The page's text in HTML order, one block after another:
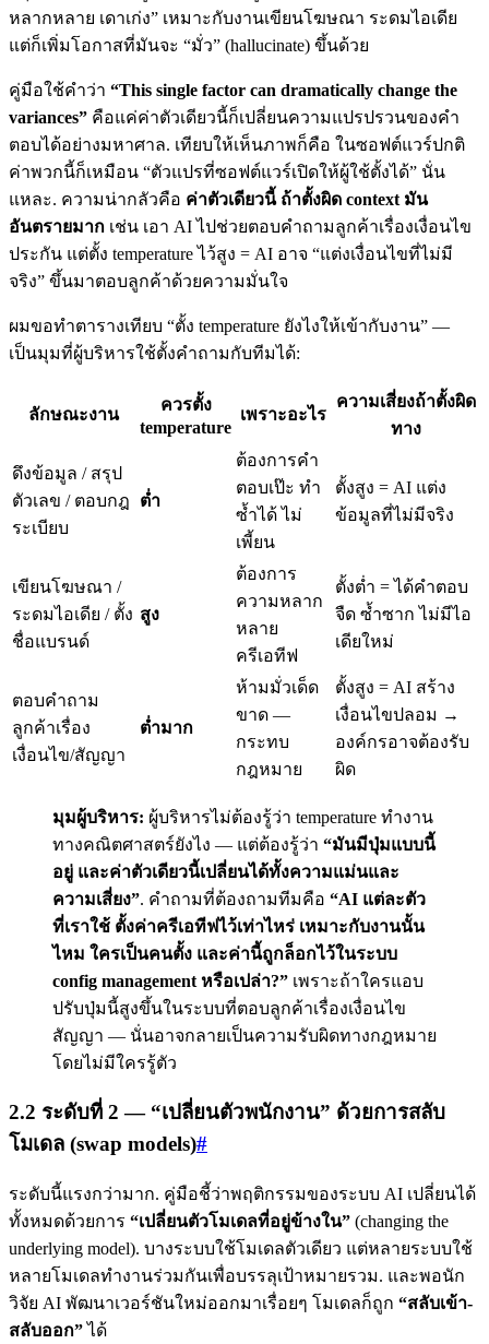
หลากหลาย เดาเก่ง” เหมาะกับงานเขียนโฆษณา ระดมไอเดีย
แต่ก็เพิ่มโอกาสที่มันจะ “มั่ว” (hallucinate) ขึ้นด้วย
คู่มือใช้คำว่า “This single factor can dramatically change the
variances” คือแค่ค่าตัวเดียวนี้ก็เปลี่ยนความแปรปรวนของคำ
ตอบได้อย่างมหาศาล. เทียบให้เห็นภาพก็คือ ในซอฟต์แวร์ปกติ
ค่าพวกนี้ก็เหมือน “ตัวแปรที่ซอฟต์แวร์เปิดให้ผู้ใช้ตั้งได้” นั่น
แหละ. ความน่ากลัวคือ ค่าตัวเดียวนี้ ถ้าตั้งผิด context มัน
อันตรายมาก เช่น เอา AI ไปช่วยตอบคำถามลูกค้าเรื่องเงื่อนไข
ประกัน แต่ตั้ง temperature ไว้สูง = AI อาจ “แต่งเงื่อนไขที่ไม่มี
จริง” ขึ้นมาตอบลูกค้าด้วยความมั่นใจ
ผมขอทำตารางเทียบ “ตั้ง temperature ยังไงให้เข้ากับงาน” —
เป็นมุมที่ผู้บริหารใช้ตั้งคำถามกับทีมได้:
ลักษณะงาน
ควรตั้ง
temperature
เพราะอะไร
ความเสี่ยงถ้าตั้งผิด
ทาง
ดึงข้อมูล / สรุป
ตัวเลข / ตอบกฎ
ระเบียบ
ต่ำ
ต้องการคำ
ตอบเป๊ะ ทำ
ซ้ำได้ ไม่
เพี้ยน
ตั้งสูง = AI แต่ง
ข้อมูลที่ไม่มีจริง
เขียนโฆษณา /
ระดมไอเดีย / ตั้ง
ชื่อแบรนด์
สูง
ต้องการ
ความหลาก
หลาย
ครีเอทีฟ
ตั้งต่ำ = ได้คำตอบ
จืด ซ้ำซาก ไม่มีไอ
เดียใหม่
ตอบคำถาม
ลูกค้าเรื่อง
เงื่อนไข/สัญญา
ต่ำมาก
ห้ามมั่วเด็ด
ขาด —
กระทบ
กฎหมาย
ตั้งสูง = AI สร้าง
เงื่อนไขปลอม →
องค์กรอาจต้องรับ
ผิด
มุมผู้บริหาร: ผู้บริหารไม่ต้องรู้ว่า temperature ทำงาน
ทางคณิตศาสตร์ยังไง — แต่ต้องรู้ว่า “มันมีปุ่มแบบนี้
อยู่ และค่าตัวเดียวนี้เปลี่ยนได้ทั้งความแม่นและ
ความเสี่ยง”. คำถามที่ต้องถามทีมคือ “AI แต่ละตัว
ที่เราใช้ ตั้งค่าครีเอทีฟไว้เท่าไหร่ เหมาะกับงานนั้น
ไหม ใครเป็นคนตั้ง และค่านี้ถูกล็อกไว้ในระบบ
config management หรือเปล่า?” เพราะถ้าใครแอบ
ปรับปุ่มนี้สูงขึ้นในระบบที่ตอบลูกค้าเรื่องเงื่อนไข
สัญญา — นั่นอาจกลายเป็นความรับผิดทางกฎหมาย
โดยไม่มีใครรู้ตัว
2.2 ระดับที่ 2 — “เปลี่ยนตัวพนักงาน” ด้วยการสลับ
โมเดล (swap models)#
ระดับนี้แรงกว่ามาก. คู่มือชี้ว่าพฤติกรรมของระบบ AI เปลี่ยนได้
ทั้งหมดด้วยการ “เปลี่ยนตัวโมเดลที่อยู่ข้างใน” (changing the
underlying model). บางระบบใช้โมเดลตัวเดียว แต่หลายระบบใช้
หลายโมเดลทำงานร่วมกันเพื่อบรรลุเป้าหมายรวม. และพอนัก
วิจัย AI พัฒนาเวอร์ชันใหม่ออกมาเรื่อยๆ โมเดลก็ถูก “สลับเข้า-
สลับออก”ได้